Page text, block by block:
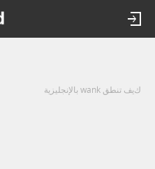
كيف تنطق wank بالإنجليزية